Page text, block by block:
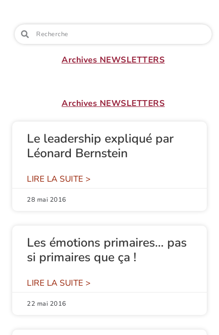
Le leadership expliqué par
Léonard Bernstein
LIRE LA SUITE >
28 mai 2016
Les émotions primaires… pas
si primaires que ça !
LIRE LA SUITE >
22 mai 2016
Archives NEWSLETTERS
Archives NEWSLETTERS